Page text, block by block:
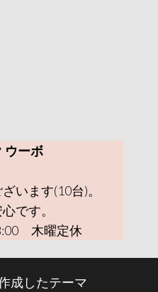
ウーボ
います(10台)。
です。
木曜定休
成したテーマ